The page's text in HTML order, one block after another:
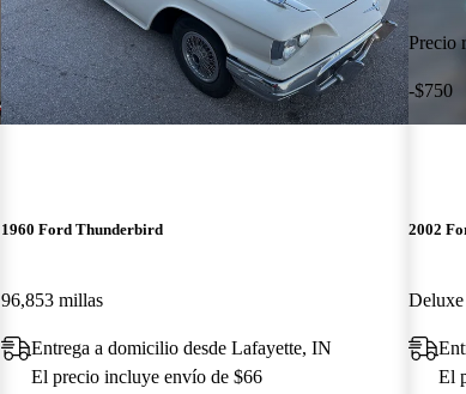
1960 Ford Thunderbird
96,853 millas
Entrega a domicilio desde Lafayette, IN
El precio incluye envío de $66
Precio
-$750
2002
El